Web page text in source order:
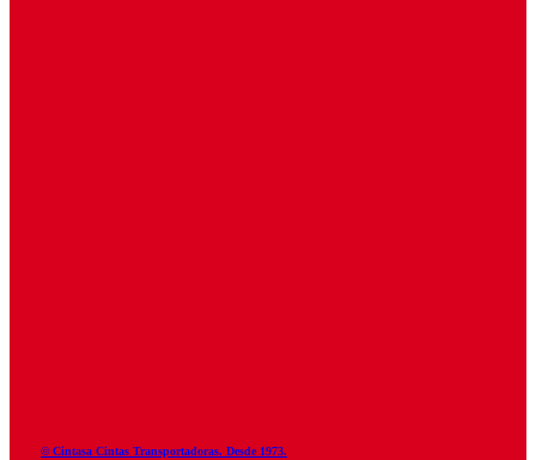
© Cintasa Cintas Transportadoras. Desde 1973.